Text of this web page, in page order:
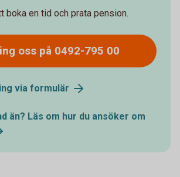
boka en tid och prata pension.
oss på 0492-795 00
via formulär
än? Läs om hur du ansöker om